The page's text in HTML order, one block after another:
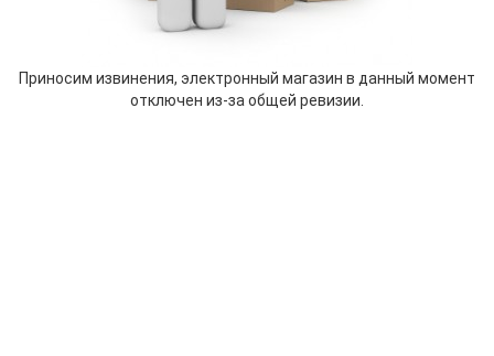
Приносим извинения, электронный магазин в данный момент
отключен из-за общей ревизии.